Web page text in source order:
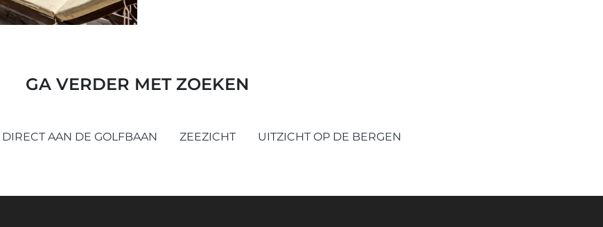
GA VERDER MET ZOEKEN
DIRECT AAN DE GOLFBAAN ZEEZICHT UITZICHT OP DE BERGEN